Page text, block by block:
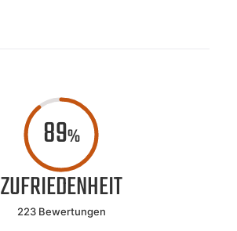
89%
ZUFRIEDENHEIT
223 Bewertungen